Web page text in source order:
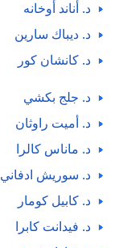
د. أناند أوخانه
د. ديباك سارين
د. كانشان كور
د. جلج بكشي
د. أميت راوثان
د. ماناس كالرا
د. سوريش ادفاني
د. كابيل كومار
د. فيدانت كابرا